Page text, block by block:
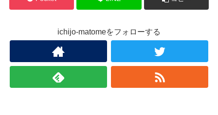
ichijo-matomeをフォローする